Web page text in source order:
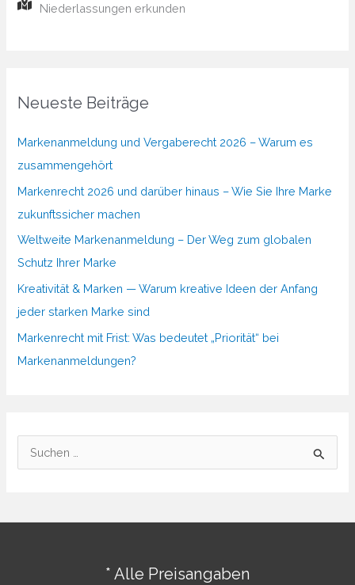
Niederlassungen erkunden
Neueste Beiträge
Markenanmeldung und Vergaberecht 2026 – Warum es
zusammengehört
Markenrecht 2026 und darüber hinaus – Wie Sie Ihre Marke
zukunftssicher machen
Weltweite Markenanmeldung – Der Weg zum globalen
Schutz Ihrer Marke
Kreativität & Marken — Warum kreative Ideen der Anfang
jeder starken Marke sind
Markenrecht mit Frist: Was bedeutet „Priorität“ bei
Markenanmeldungen?
u
* Alle Preisangaben